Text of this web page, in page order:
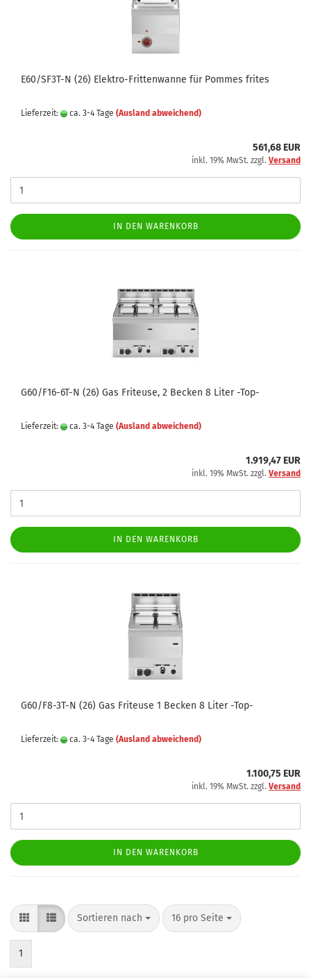
E60/SF3T-N (26) Elektro-Frittenwanne für Pommes frites
Lieferzeit: ca. 3-4 Tage (Ausland abweichend)
561,68 EUR
inkl. 19% MwSt. zzgl. Versand
IN DEN WARENKORB
G60/F16-6T-N (26) Gas Friteuse, 2 Becken 8 Liter -Top-
Lieferzeit: ca. 3-4 Tage (Ausland abweichend)
1.919,47 EUR
inkl. 19% MwSt. zzgl. Versand
IN DEN WARENKORB
G60/F8-3T-N (26) Gas Friteuse 1 Becken 8 Liter -Top-
Lieferzeit: ca. 3-4 Tage (Ausland abweichend)
1.100,75 EUR
inkl. 19% MwSt. zzgl. Versand
IN DEN WARENKORB
Sortieren nach
Sortieren nach 16 pro Seite
pro Seite
1